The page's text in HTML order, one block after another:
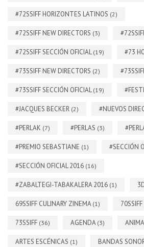
#72SSIFF HORIZONTES LATINOS (2)
#72SSIFF NEW DIRECTORS (3)
#72SSIFF SECCIÓN OFICIAL(19) #73
#73SSIFF NEW DIRECTORS (2)
#73SSIFF SECCIÓN OFICIAL(19)
#JACQUES BECKER (2) #NUEVOS
#PERLAK (7) #PERLAS (3)
#PREMIO SEBASTIANE (1) #SECCIÓN
#SECCIÓN OFICIAL 2016 (16)
#ZABALTEGI-TABAKALERA 2016 (1)
69SSIFF CULINARY ZINEMA (1) 70SSIFF
73SSIFF (36) AGENDA (3)
ARTES ESCÉNICAS (1) BANDAS